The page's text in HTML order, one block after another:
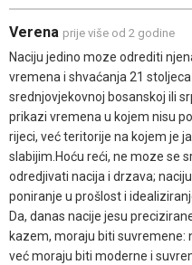
Verena prije više od 2 godine
Naciju jedino moze odrediti
vremena i shvaćanja 21
srednjovjekovnoj bosanskoj ili
prikazi vremena u kojem nisu
rijeci, već teritorije na kojem je
slabijim.Hoću reći, ne moze se
odredjivati nacija i drzava;
poniranje u prošlost i
Da, danas nacije jesu
kazem, moraju biti suvremene:
već moraju biti moderne i